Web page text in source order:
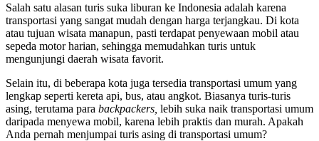
Salah satu alasan turis suka liburan ke Indonesia adalah karena
transportasi yang sangat mudah dengan harga terjangkau. Di kota
atau tujuan wisata manapun, pasti terdapat penyewaan mobil atau
sepeda motor harian, sehingga memudahkan turis untuk
mengunjungi daerah wisata favorit.
Selain itu, di beberapa kota juga tersedia transportasi umum yang
lengkap seperti kereta api, bus, atau angkot. Biasanya turis-turis
asing, terutama para backpackers, lebih suka naik transportasi umum
daripada menyewa mobil, karena lebih praktis dan murah. Apakah
Anda pernah menjumpai turis asing di transportasi umum?